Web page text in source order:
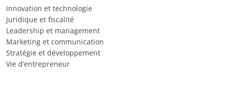
Innovation et technologie
Juridique et fiscalité
Leadership et management
Marketing et communication
Stratégie et développement
Vie d’entrepreneur